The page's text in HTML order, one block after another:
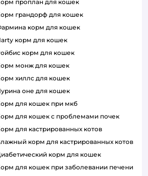
корм проплан для кошек
корм грандорф для кошек
фармина корм для кошек
harty корм для кошек
ройбис корм для кошек
корм монж для кошек
корм хиллс для кошек
пурина оне для кошек
корм для кошек при мкб
корм для кошек с проблемами почек
Корм для кастрированных котов
влажный корм для кастрированных котов
диабетический корм для кошек
корм для кошек при заболевании печени